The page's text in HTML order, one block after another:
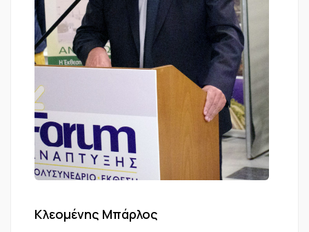
Κλεομένης Μπάρλος